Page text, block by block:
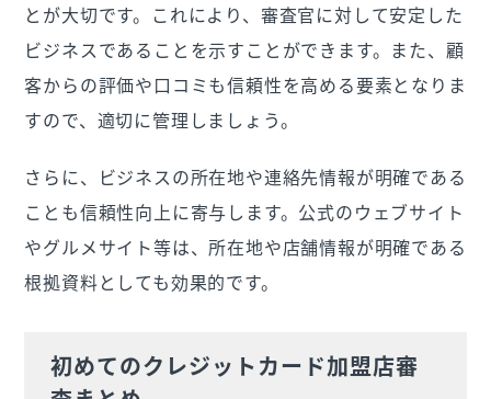
とが大切です。これにより、審査官に対して安定した
ビジネスであることを示すことができます。また、顧
客からの評価や口コミも信頼性を高める要素となりま
すので、適切に管理しましょう。
さらに、ビジネスの所在地や連絡先情報が明確である
ことも信頼性向上に寄与します。公式のウェブサイト
やグルメサイト等は、所在地や店舗情報が明確である
根拠資料としても効果的です。
初めてのクレジットカード加盟店審